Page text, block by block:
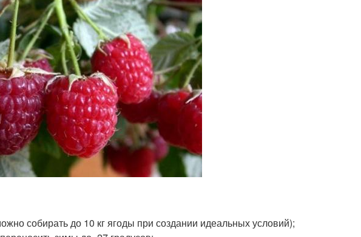
собирать до 10 кг ягоды при создании идеальных условий);